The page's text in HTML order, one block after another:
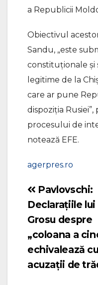
a Republicii
Obiectivul
Sandu, „este
constituţionale şi
legitime de la
care ar pune
dispoziţia
procesului de
notează EFE.
agerpres.ro
Navigare
în
articole
Pavlovschi:
Declarațiile lui
Grosu despre
„coloana a
echivalează cu
acuzații de